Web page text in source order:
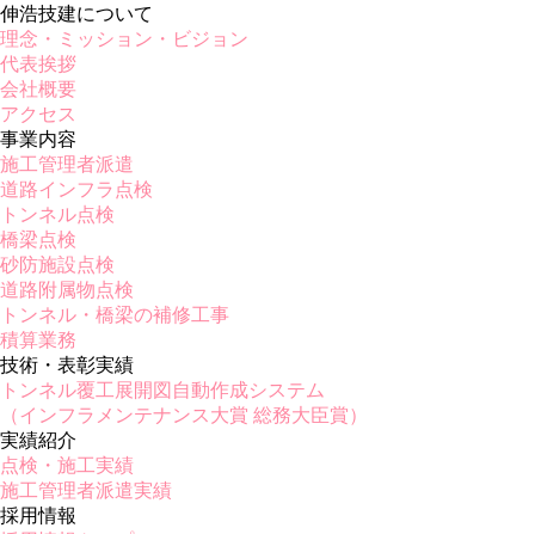
伸浩技建について
理念・ミッション・ビジョン
代表挨拶
会社概要
アクセス
事業内容
施工管理者派遣
道路インフラ点検
トンネル点検
橋梁点検
砂防施設点検
道路附属物点検
トンネル・橋梁の補修工事
積算業務
技術・表彰実績
トンネル覆工展開図自動作成システム
（インフラメンテナンス大賞 総務大臣賞）
実績紹介
点検・施工実績
施工管理者派遣実績
採用情報